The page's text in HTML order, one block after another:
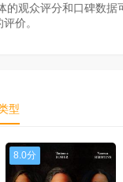
的观众评分和口碑数
价。
型
8.0分